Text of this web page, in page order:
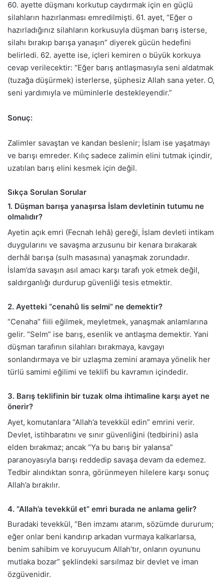
60. ayette düşmanı korkutup caydırmak için en güçlü
silahların hazırlanması emredilmişti. 61. ayet, “Eğer o
hazırladığınız silahların korkusuyla düşman barış isterse,
silahı bırakıp barışa yanaşın” diyerek gücün hedefini
belirledi. 62. ayette ise, içleri kemiren o büyük korkuya
cevap verilecektir: “Eğer barış antlaşmasıyla seni aldatmak
(tuzağa düşürmek) isterlerse, şüphesiz Allah sana yeter. O,
seni yardımıyla ve müminlerle destekleyendir.”
Sonuç:
Zalimler savaştan ve kandan beslenir; İslam ise yaşatmayı
ve barışı emreder. Kılıç sadece zalimin elini tutmak içindir,
uzatılan barış elini kesmek için değil.
Sıkça Sorulan Sorular
1. Düşman barışa yanaşırsa İslam devletinin tutumu ne
olmalıdır?
Ayetin açık emri (Fecnah lehâ) gereği, İslam devleti intikam
duygularını ve savaşma arzusunu bir kenara bırakarak
derhâl barışa (sulh masasına) yanaşmak zorundadır.
İslam’da savaşın asıl amacı karşı tarafı yok etmek değil,
saldırganlığı durdurup güvenliği tesis etmektir.
2. Ayetteki “cenahû lis selmi” ne demektir?
“Cenaha” fiili eğilmek, meyletmek, yanaşmak anlamlarına
gelir. “Selm” ise barış, esenlik ve antlaşma demektir. Yani
düşman tarafının silahları bırakmaya, kavgayı
sonlandırmaya ve bir uzlaşma zemini aramaya yönelik her
türlü samimi eğilimi ve teklifi bu kavramın içindedir.
3. Barış teklifinin bir tuzak olma ihtimaline karşı ayet ne
önerir?
Ayet, komutanlara “Allah’a tevekkül edin” emrini verir.
Devlet, istihbaratını ve sınır güvenliğini (tedbirini) asla
elden bırakmaz; ancak “Ya bu barış bir yalansa”
paranoyasıyla barışı reddedip savaşa devam da edemez.
Tedbir alındıktan sonra, görünmeyen hilelere karşı sonuç
Allah’a bırakılır.
4. “Allah’a tevekkül et” emri burada ne anlama gelir?
Buradaki tevekkül, “Ben imzamı atarım, sözümde dururum;
eğer onlar beni kandırıp arkadan vurmaya kalkarlarsa,
benim sahibim ve koruyucum Allah’tır, onların oyununu
mutlaka bozar” şeklindeki sarsılmaz bir devlet ve iman
özgüvenidir.